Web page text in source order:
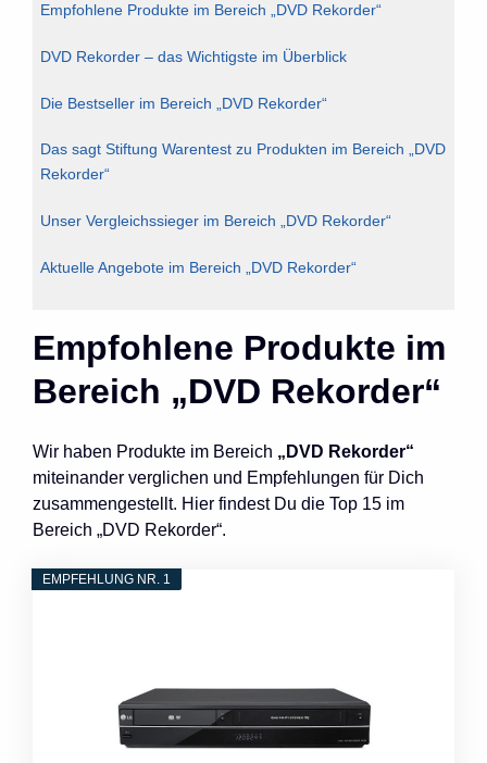
Empfohlene Produkte im Bereich „DVD Rekorder“
DVD Rekorder – das Wichtigste im Überblick
Die Bestseller im Bereich „DVD Rekorder“
Das sagt Stiftung Warentest zu Produkten im Bereich „DVD
Rekorder“
Unser Vergleichssieger im Bereich „DVD Rekorder“
Aktuelle Angebote im Bereich „DVD Rekorder“
Empfohlene Produkte im
Bereich „DVD Rekorder“
Wir haben Produkte im Bereich „DVD Rekorder“
miteinander verglichen und Empfehlungen für Dich
zusammengestellt. Hier findest Du die Top 15 im
Bereich „DVD Rekorder“.
EMPFEHLUNG NR. 1